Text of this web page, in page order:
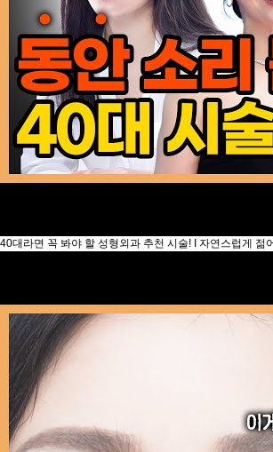
40대라면 꼭 봐야 할 성형외과 추천 시술! I 자연스럽게 젊